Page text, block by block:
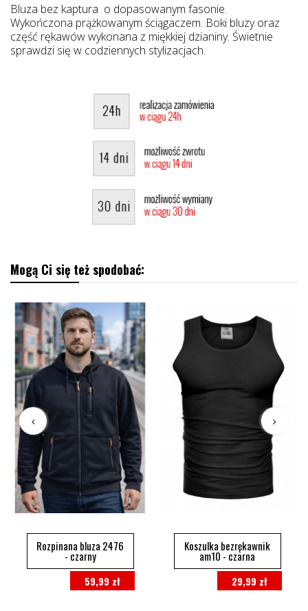
Bluza bez kaptura o dopasowanym fasonie.
Wykończona prążkowanym ściągaczem. Boki bluzy oraz
część rękawów wykonana z miękkiej dzianiny. Świetnie
sprawdzi się w codziennych stylizacjach.
Mogą Ci się też spodobać:
Rozpinana bluza 2476
- czarny
59,99 zł
Koszulka bezrękawnik
am10 - czarna
29,99 zł